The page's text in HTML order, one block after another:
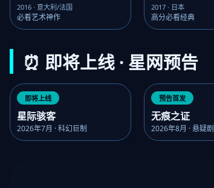
2016 · 意大利/法国
必看艺术神作
2017 · 日本
高分必看经典
⏰ 即将上线 · 星网预告
即将上线
星际骇客
2026年7月 · 科幻巨制
预告首发
无痕之证
2026年8月 · 悬疑剧